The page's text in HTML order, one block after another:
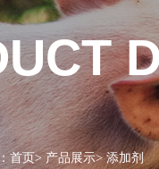
首页> 产品展示>添加剂